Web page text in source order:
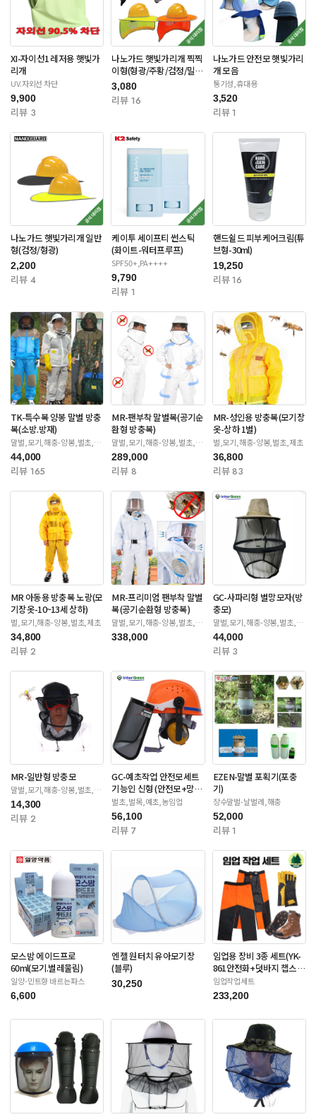
XI-자이선1 레저용 햇빛가
리개
UV.자외선 차단
9,900
리뷰 3
나노가드 햇빛가리개 찍찍
이형(형광/주황/검정/밀리
터리)
3,080
리뷰 16
나노가드 안전모 햇빛가리
개 모음
통기성,휴대용
3,520
리뷰 1
나노가드 햇빛가리개 일반
형(검정/형광)
2,200
리뷰 4
케이투 세이프티 썬스틱
(화이트-워터프루프)
SPF50+,PA++++
9,790
리뷰 1
핸드쉴드 피부케어크림(튜
브형-30ml)
19,250
리뷰 16
TK-특수복 양봉 말벌 방충
복(소방.방재)
말벌,모기,해충-양봉,벌초,제
초
44,000
리뷰 165
MR-팬부착 말벌복(공기순
환형 방충복)
말벌,모기,해충-양봉,벌초,제
초
289,000
리뷰 8
MR-성인용 방충복(모기장
옷-상하 1벌)
벌,모기,해충-양봉,벌초,제초
36,800
리뷰 83
MR 아동용 방충복 노랑(모
기장옷-10~13세 상하)
벌,모기,해충-양봉,벌초,제초
34,800
리뷰 2
MR-프리미엄 팬부착 말벌
복(공기순환형 방충복)
말벌,모기,해충-양봉,벌초,제
초
338,000
GC-사파리형 벌망모자(방
충모)
말벌,모기,해충-양봉,벌초,제
초
44,000
리뷰 3
MR-일반형 방충모
말벌,모기,해충-양봉,벌초,제
초
14,300
리뷰 2
GC-예초작업 안전모세트
기능인 신형 (안전모+망
+귀마개)
벌초,벌목,예초,농임업
56,100
리뷰 7
EZEN-말벌 포획기(포충
기)
장수말벌-날벌레,해충
52,000
리뷰 1
모스밤 에이드프로
60ml(모기.벌레물림)
일양-민트향 바르는파스
6,600
엔젤 원터치 유아모기장
(블루)
30,250
임업용 장비 3종 세트(YK-
861안전화+덧바지 챕스
+안전장갑)
임업작업세트
233,200